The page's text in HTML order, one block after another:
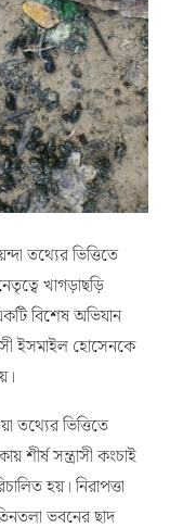
তথ্যের ভিত্তিতে
খাগড়াছড়ি
বিশেষ অভিযান
ইসমাইল হোসেনকে
তথ্যের ভিত্তিতে
শীর্ষ সন্ত্রাসী কংচাই
হয়। নিরাপত্তা
ভবনের ছাদ